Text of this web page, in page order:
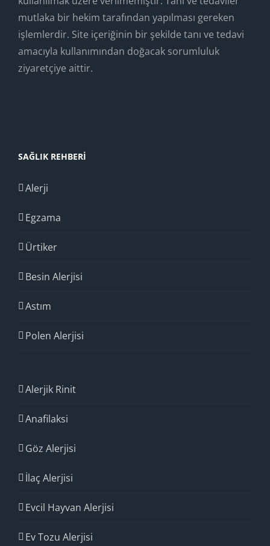
mutlaka bir hekim tarafından yapılması gereken
işlemlerdir. Site içeriğinin bir şekilde tanı ve tedavi
amacıyla kullanımından doğacak sorumluluk
ziyaretçiye aittir.
SAĞLIK REHBERI
Alerji
Egzama
Ürtiker
Besin Alerjisi
Astım
Polen Alerjisi
Alerjik Rinit
Anafilaksi
Göz Alerjisi
İlaç Alerjisi
Evcil Hayvan Alerjisi
Ev Tozu Alerjisi